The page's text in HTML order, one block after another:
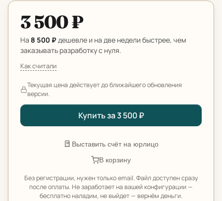
3 500 ₽
На 8 500 ₽дешевле и на две недели быстрее, чем
заказывать разработку с нуля.
Как считали
Текущая цена действует до ближайшего обновления
версии.
Купить за 3 500 ₽
Выставить счёт на юрлицо
В корзину
Без регистрации, нужен только email. Файл доступен сразу
после оплаты. Не заработает на вашей конфигурации —
бесплатно наладим, не выйдет — вернём деньги.